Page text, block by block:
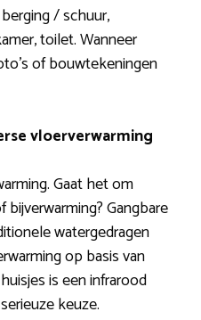
/ schuur,
toilet. Wanneer
of bouwtekeningen
vloerverwarming
Gaat het om
Gangbare
watergedragen
op basis van
is een infrarood
keuze.